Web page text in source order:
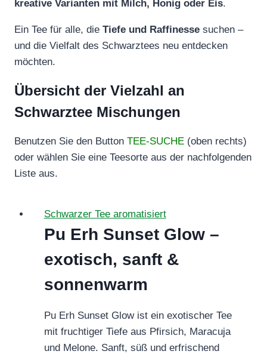
kreative Varianten mit Milch, Honig oder Eis.
Ein Tee für alle, die Tiefe und Raffinesse suchen –
und die Vielfalt des Schwarztees neu entdecken
möchten.
Übersicht der Vielzahl an
Schwarztee Mischungen
Benutzen Sie den Button TEE-SUCHE (oben rechts)
oder wählen Sie eine Teesorte aus der nachfolgenden
Liste aus.
Schwarzer Tee aromatisiert
Pu Erh Sunset Glow –
exotisch, sanft &
sonnenwarm
Pu Erh Sunset Glow ist ein exotischer Tee
mit fruchtiger Tiefe aus Pfirsich, Maracuja
und Melone. Sanft, süß und erfrischend